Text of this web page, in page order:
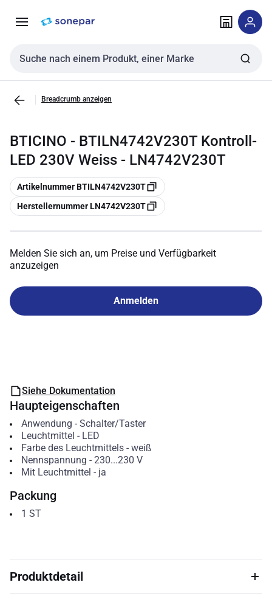
NavigationInhalt
Sucheingabe
Breadcrumb anzeigen
BTICINO - BTILN4742V230T Kontroll-
LED 230V Weiss - LN4742V230T
Kopieren
Artikelnummer BTILN4742V230T
Kopieren
Herstellernummer LN4742V230T
Melden Sie sich an, um Preise und Verfügbarkeit
anzuzeigen
Anmelden
Siehe Dokumentation
Haupteigenschaften
Anwendung - Schalter/Taster
Leuchtmittel - LED
Farbe des Leuchtmittels- weiß
Nennspannung - 230...230 V
Mit Leuchtmittel - ja
Packung
1 ST
Produktdetail